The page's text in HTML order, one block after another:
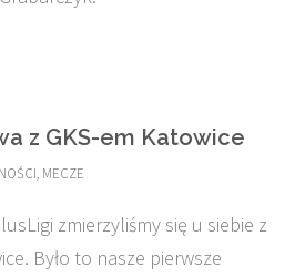
z GKS-em Katowice
, MECZE
zmierzyliśmy się u siebie z
Było to nasze pierwsze